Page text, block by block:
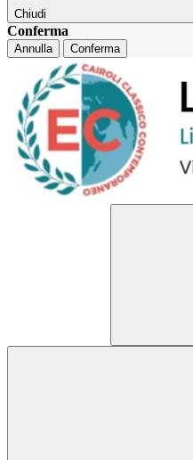
Chiudi
Conferma
Annulla Conferma